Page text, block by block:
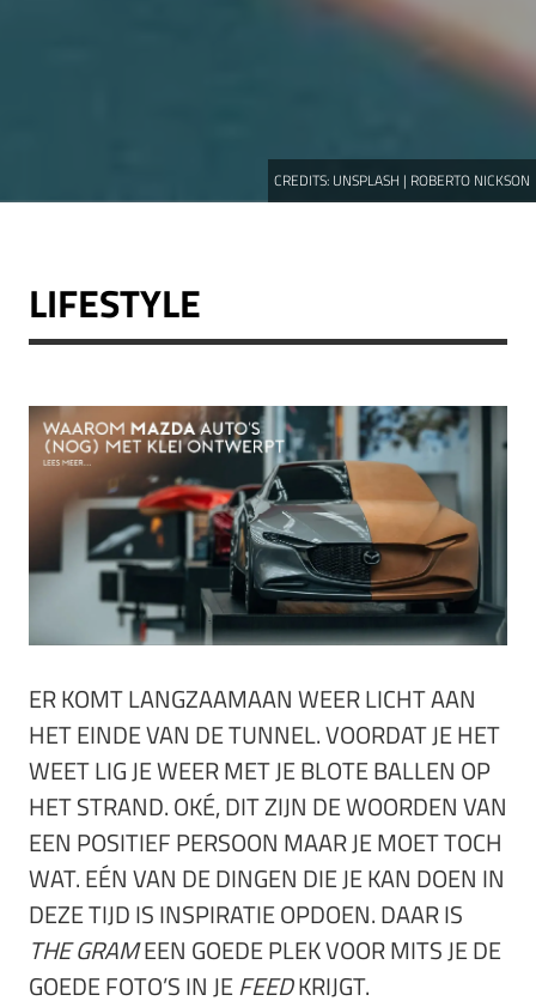
CREDITS: UNSPLASH | ROBERTO NICKSON
LIFESTYLE
ER KOMT LANGZAAMAAN WEER LICHT AAN
HET EINDE VAN DE TUNNEL. VOORDAT JE HET
WEET LIG JE WEER MET JE BLOTE BALLEN OP
HET STRAND. OKÉ, DIT ZIJN DE WOORDEN VAN
EEN POSITIEF PERSOON MAAR JE MOET TOCH
WAT. EÉN VAN DE DINGEN DIE JE KAN DOEN IN
DEZE TIJD IS INSPIRATIE OPDOEN. DAAR IS
THE GRAMEEN GOEDE PLEK VOOR MITS JE DE
GOEDE FOTO’S IN JEFEEDKRIJGT.